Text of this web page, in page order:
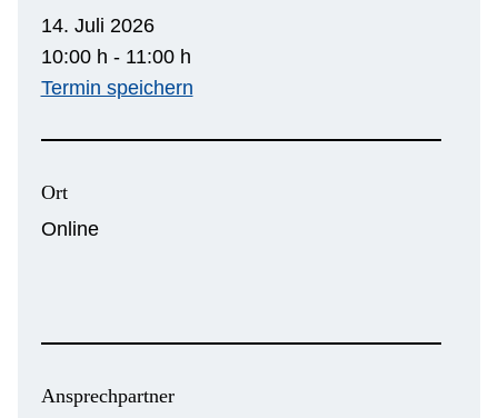
14. Juli 2026
10:00 h - 11:00 h
Termin speichern
Ort
Online
Ansprechpartner